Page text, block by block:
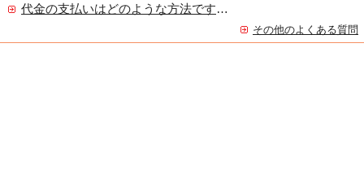
代金の支払いはどのような方法ですか？
その他のよくある質問